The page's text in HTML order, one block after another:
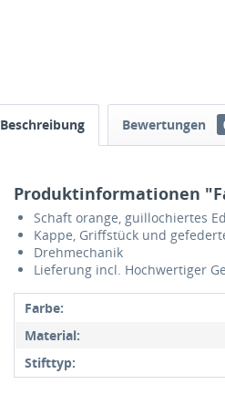
Beschreibung Bewertungen
Produktinformationen
Schaft orange, guillochiertes
Kappe, Griffstück und
Drehmechanik
Lieferung incl. Hochwertiger
Farbe:
Material:
Stifttyp: